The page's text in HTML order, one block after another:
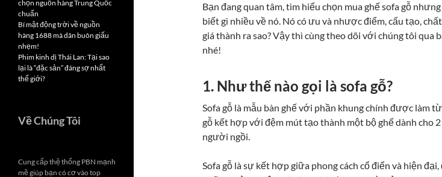
Bạn đang quan tâm, tìm hiểu chọn mua ghế sofa gỗ
biết gì nhiều về nó. Nó có ưu và nhược điểm, cấu tạo,
giá thành ra sao? Vậy thì cùng theo dõi với chúng tôi qua
nhé!
1. Như thế nào gọi là sofa gỗ?
Sofa gỗ là mẫu bàn ghế với phần khung chính được làm
gỗ kết hợp với đệm mút tạo thành một bộ ghế dành cho
người ngồi.
Sofa gỗ là sự kết hợp giữa phong cách cổ điển và hiện đại,
chọn nguồn hàng Trung Quốc
chuẩn
Bí mật động trời về nguồn
hàng 1688 mà dân buôn giấu
nhẹm!
Phim kinh dị Thái Lan: Tại sao
lại là “đặc sản” đáng sợ nhất
thế giới?
Về Chúng Tôi
Cung cấp thệ thống PBN mạnh
mẽ giúp bạn có cơ vào top